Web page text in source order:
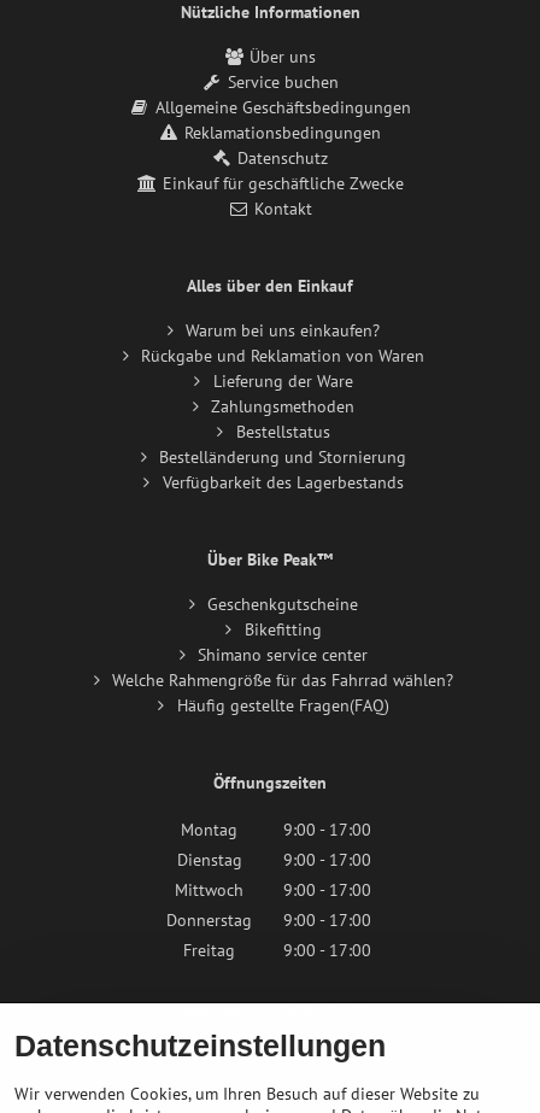
Nützliche Informationen
Über uns
Service buchen
Allgemeine Geschäftsbedingungen
Reklamationsbedingungen
Datenschutz
Einkauf für geschäftliche Zwecke
Kontakt
Alles über den Einkauf
Warum bei uns einkaufen?
Rückgabe und Reklamation von Waren
Lieferung der Ware
Zahlungsmethoden
Bestellstatus
Bestelländerung und Stornierung
Verfügbarkeit des Lagerbestands
Über Bike Peak™
Geschenkgutscheine
Bikefitting
Shimano service center
Welche Rahmengröße für das Fahrrad wählen?
Häufig gestellte Fragen(FAQ)
Öffnungszeiten
Montag
9:00 - 17:00
Dienstag
9:00 - 17:00
Mittwoch
9:00 - 17:00
Donnerstag
9:00 - 17:00
Freitag
9:00 - 17:00
Sonntag
Geschlossen
Datenschutzeinstellungen
Wir verwenden Cookies, um Ihren Besuch auf dieser Website zu